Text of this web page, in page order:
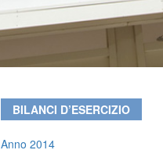
BILANCI D’ESERCIZIO
Anno 2014